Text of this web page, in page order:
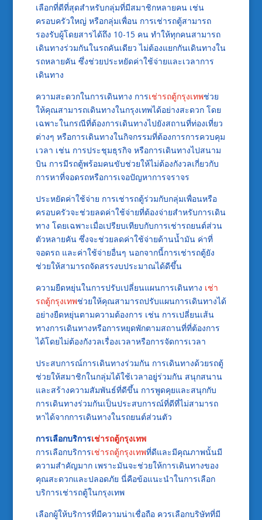
เลือกที่ดีที่สุดสำหรับกลุ่มที่มีสมาชิกหลายคน เช่น
ครอบครัวใหญ่ หรือกลุ่มเพื่อน การเช่ารถตู้สามารถ
รองรับผู้โดยสารได้ถึง 10-15 คน ทำให้ทุกคนสามารถ
เดินทางร่วมกันในรถคันเดียว ไม่ต้องแยกกันเดินทางใน
รถหลายคัน ซึ่งช่วยประหยัดค่าใช้จ่ายและเวลาการ
เดินทาง
ความสะดวกในการเดินทาง การเช่ารถตู้กรุงเทพช่วย
ให้คุณสามารถเดินทางในกรุงเทพได้อย่างสะดวก โดย
เฉพาะในกรณีที่ต้องการเดินทางไปยังสถานที่ท่องเที่ยว
ต่างๆ หรือการเดินทางในกิจกรรมที่ต้องการการควบคุม
เวลา เช่น การประชุมธุรกิจ หรือการเดินทางไปสนาม
บิน การมีรถตู้พร้อมคนขับช่วยให้ไม่ต้องกังวลเกี่ยวกับ
การหาที่จอดรถหรือการเจอปัญหาการจราจร
ประหยัดค่าใช้จ่าย การเช่ารถตู้ร่วมกับกลุ่มเพื่อนหรือ
ครอบครัวจะช่วยลดค่าใช้จ่ายที่ต้องจ่ายสำหรับการเดิน
ทาง โดยเฉพาะเมื่อเปรียบเทียบกับการเช่ารถยนต์ส่วน
ตัวหลายคัน ซึ่งจะช่วยลดค่าใช้จ่ายด้านน้ำมัน ค่าที่
จอดรถ และค่าใช้จ่ายอื่นๆ นอกจากนี้การเช่ารถตู้ยัง
ช่วยให้สามารถจัดสรรงบประมาณได้ดีขึ้น
ความยืดหยุ่นในการปรับเปลี่ยนแผนการเดินทาง เช่า
รถตู้กรุงเทพช่วยให้คุณสามารถปรับแผนการเดินทางได้
อย่างยืดหยุ่นตามความต้องการ เช่น การเปลี่ยนเส้น
ทางการเดินทางหรือการหยุดพักตามสถานที่ที่ต้องการ
ได้โดยไม่ต้องกังวลเรื่องเวลาหรือการจัดการเวลา
ประสบการณ์การเดินทางร่วมกัน การเดินทางด้วยรถตู้
ช่วยให้สมาชิกในกลุ่มได้ใช้เวลาอยู่ร่วมกัน สนุกสนาน
และสร้างความสัมพันธ์ที่ดีขึ้น การพูดคุยและสนุกกับ
การเดินทางร่วมกันเป็นประสบการณ์ที่ดีที่ไม่สามารถ
หาได้จากการเดินทางในรถยนต์ส่วนตัว
การเลือกบริการเช่ารถตู้กรุงเทพ
การเลือกบริการเช่ารถตู้กรุงเทพที่ดีและมีคุณภาพนั้นมี
ความสำคัญมาก เพราะมันจะช่วยให้การเดินทางของ
คุณสะดวกและปลอดภัย นี่คือข้อแนะนำในการเลือก
บริการเช่ารถตู้ในกรุงเทพ
เลือกผู้ให้บริการที่มีความน่าเชื่อถือ ควรเลือกบริษัทที่มี